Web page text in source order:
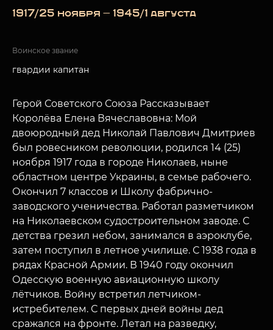
1917/25 ноября — 1945/1 августа
Воинское звание
гвардии капитан
Герой Советского Союза Рассказывает
Королёва Елена Вячеславовна: Мой
двоюродный дед Николай Павлович Дмитриев
был ровесником революции, родился 14 (25)
ноября 1917 года в городе Николаев, ныне
областном центре Украины, в семье рабочего.
Окончил 7 классов и Школу фабрично-
заводского ученичества. Работал разметчиком
на Николаевском судостроительном заводе. С
детства грезил небом, занимался в аэроклубе,
затем поступил в летное училище. С 1938 года в
рядах Красной Армии. В 1940 году окончил
Одесскую военную авиационную школу
лётчиков. Войну встретил летчиком-
истребителем. С первых дней войны дед
сражался на фронте. Летал на разведку,